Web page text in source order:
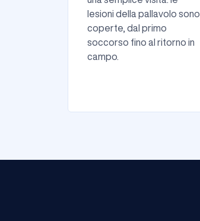
lesioni della pallavolo sono
coperte, dal primo
soccorso fino al ritorno in
campo.